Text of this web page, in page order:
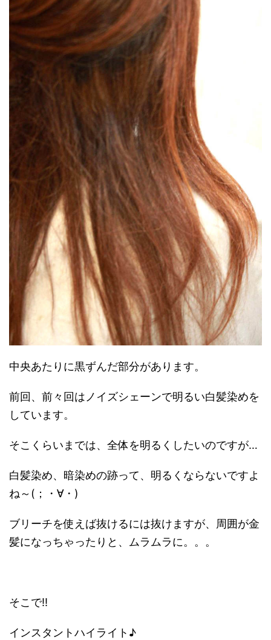
中央あたりに黒ずんだ部分があります。
前回、前々回はノイズシェーンで明るい白髪染めを
しています。
そこくらいまでは、全体を明るくしたいのですが…
白髪染め、暗染めの跡って、明るくならないですよ
ね～(；・∀・)
ブリーチを使えば抜けるには抜けますが、周囲が金
髪になっちゃったりと、ムラムラに。。。
そこで!!
インスタントハイライト♪